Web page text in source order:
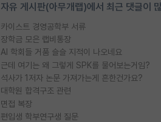
자유 게시판(아무개랩)에서 최근 댓글이
카이스트 경영공학부 서류
장학금 모은 랩비통장
AI 학회들 거품 슬슬 지적이 나오네요
근데 여기는 왜 그렇게 SPK를 물어보는거임?
석사가 1저자 논문 가져가는게 흔한건가요?
대학원 합격구조 관련
면접 복장
편입생 학부연구생 질문